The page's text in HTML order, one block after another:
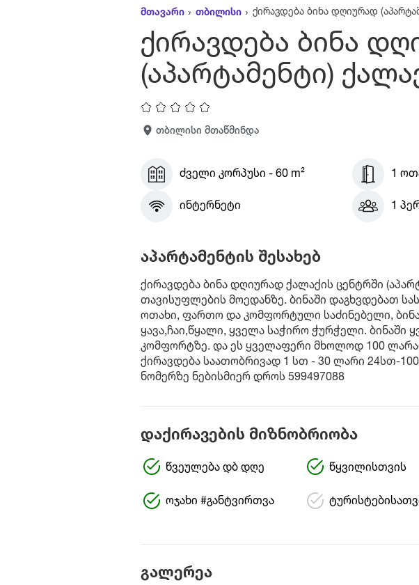
მთავარი თბილისი ქირავდება ბინა დღიურად
ქირავდება ბინა
(აპარტამენტი)
თბილისი მთაწმინდა
ძველი კორპუსი - 60 m² 1
ინტერნეტი 1
აპარტამენტის შესახებ
ქირავდება ბინა დღიურად ქალაქის ცენტრში
თავისუფლების მოედანზე. ბინაში დაგხვდებათ
ოთახი, ფართო და კომფორტული საძინებელი,
ყავა,ჩაი,წყალი, ყველა საჭირო ჭურჭელი.
კომფორტზე. და ეს ყველაფერი მხოლოდ 100
ქირავდება საათობრივად 1 სთ - 30 ლარი 24სთ-
ნომერზე ნებისმიერ დროს 599497088
დაქირავების მიზნობრიობა
წვეულება დბ დღე წყვილისთვის
ოჯახი #განტვირთვა
გალერეა